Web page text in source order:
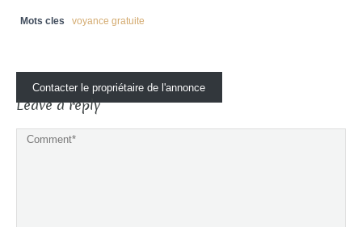
Mots cles voyance gratuite
Contacter le propriétaire de l'annonce
Leave a reply